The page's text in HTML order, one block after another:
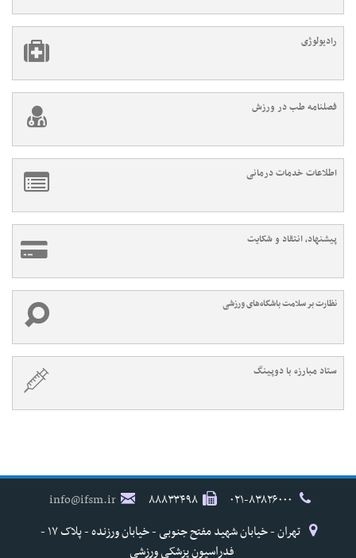
رادیولوژی
فصلنامه طب در ورزش
اطلاعات خدمات درمانی
پیشنهاد، انتقاد و شکایت
نظارت بر سلامت باشگاه‌های ورزشی
ستاد مبارزه با دوپینگ
۸۸۸۳۳۴۹۸
info@ifsm.ir
تهران - خیابان شهید مفتح جنوبی - خیابان ورزنده - پلاک ۱۷ -
فدراسیون پزشکی ورزشی